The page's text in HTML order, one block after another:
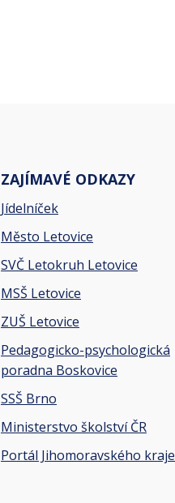
ZAJÍMAVÉ ODKAZY
Jídelníček
Město Letovice
SVČ Letokruh Letovice
MSŠ Letovice
ZUŠ Letovice
Pedagogicko-psychologická
poradna Boskovice
SSŠ Brno
Ministerstvo školství ČR
Portál Jihomoravského kraje